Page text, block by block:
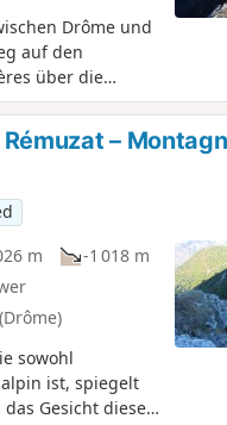
Drôme und
auf den
über die
anschließend
Montagne
de Pommerol
360°-
Rosanais, vom
bis zum
im Norden. In
Montagnes de la
Montagne de
–
m
-1 018 m
sowohl
ist, spiegelt
Gesicht dieser